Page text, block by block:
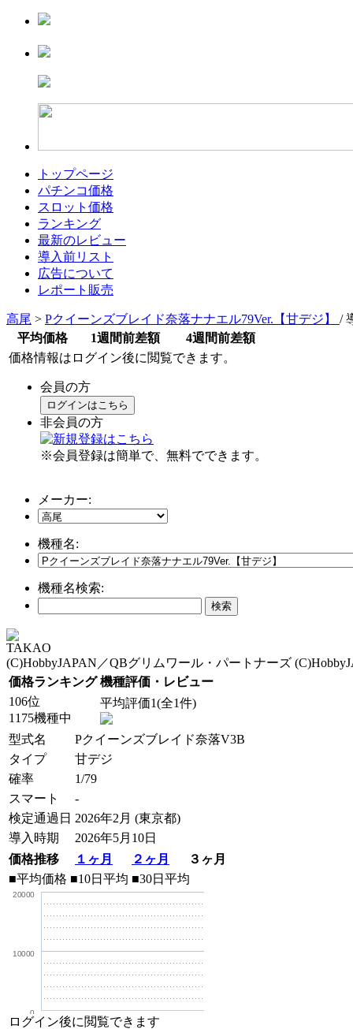
トップページ
パチンコ価格
スロット価格
ランキング
最新のレビュー
導入前リスト
広告について
レポート販売
高尾 > Pクイーンズブレイド奈落ナナエル79Ver.【甘デジ】 /
平均価格
1週間前差額
4週間前差額
価格情報はログイン後に閲覧できます。
会員の方
ログインはこちら
非会員の方
※会員登録は簡単で、無料でできます。
メーカー:
機種名:
機種名検索:
TAKAO
(C)HobbyJAPAN／QBグリムワール・パートナーズ
価格ランキング 機種評価・レビュー
106位
1175機種中
平均評価1(全1件)
型式名
Pクイーンズブレイド奈落V3B
タイプ
甘デジ
確率
1/79
スマート
-
検定通過日 2026年2月 (東京都)
導入時期
2026年5月10日
価格推移
１ヶ月 ２ヶ月
３ヶ月
■平均価格 ■10日平均 ■30日平均
0
10000
20000
ログイン後に閲覧できます